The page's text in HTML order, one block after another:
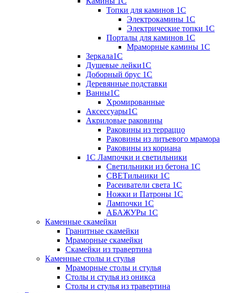
Топки для каминов 1C
Электрокамины 1С
Электрические топки 1C
Порталы для каминов 1С
Мраморные камины 1C
Зеркала1С
Душевые лейки1С
Доборный брус 1С
Деревянные подставки
Ванны1С
Хромированные
Аксессуары1С
Акриловые раковины
Раковины из терраццо
Раковины из литьевого мрамора
Раковины из кориана
1С Лампочки и светильники
Светильники из бетона 1С
СВЕТильники 1С
Расеиватели света 1С
Ножки и Патроны 1С
Лампочки 1С
АБАЖУРы 1С
Каменные скамейки
Гранитные скамейки
Мраморные скамейки
Скамейки из травертина
Каменные столы и стулья
Мраморные столы и стулья
Столы и стулья из оникса
Столы и стулья из травертина